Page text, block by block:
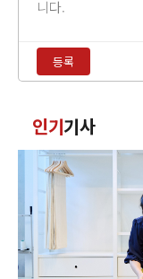
력
등록
글
인기기사